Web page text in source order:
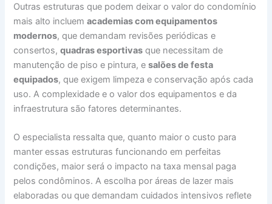
Outras estruturas que podem deixar o valor do condomínio
mais alto incluemacademias com equipamentos
modernos, que demandam revisões periódicas e
consertos,quadras esportivas que necessitam de
manutenção de piso e pintura, esalões de festa
equipados, que exigem limpeza e conservação após cada
uso. A complexidade e o valor dos equipamentos e da
infraestrutura são fatores determinantes.
O especialista ressalta que, quanto maior o custo para
manter essas estruturas funcionando em perfeitas
condições, maior será o impacto na taxa mensal paga
pelos condôminos. A escolha por áreas de lazer mais
elaboradas ou que demandam cuidados intensivos reflete